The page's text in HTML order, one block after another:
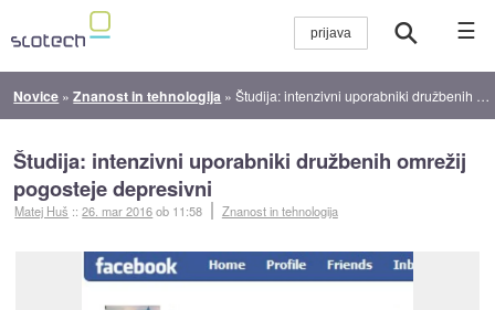
☰
Novice »Znanost in tehnologija »Študija: intenzivni uporabniki družbenih omrežij pogosteje depresivni
Študija: intenzivni uporabniki družbenih omrežij
pogosteje depresivni
Matej Huš ::26. mar 2016ob 11:58 Znanost in tehnologija